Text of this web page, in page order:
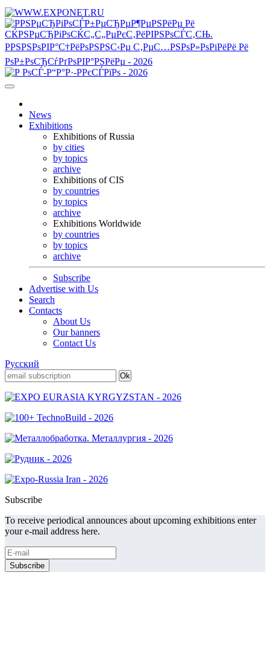
News
Exhibitions
Exhibitions of Russia
by cities
by topics
archive
Exhibitions of CIS
by countries
by topics
archive
Exhibitions Worldwide
by countries
by topics
archive
Subscribe
Advertise with Us
Search
Contacts
About Us
Our banners
Contact Us
Русский
Subscribe
To receive periodical announces about upcoming exhibitions enter
your e-mail address here.